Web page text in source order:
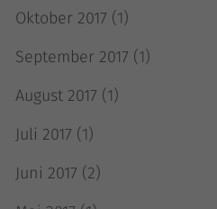
Oktober 2017 (1)
September 2017 (1)
August 2017 (1)
Juli 2017 (1)
Juni 2017 (2)